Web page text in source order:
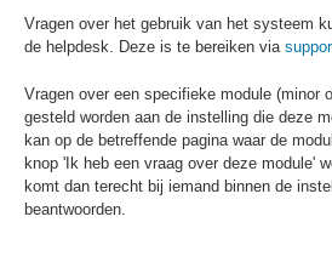
Vragen over het gebruik van het systeem
de helpdesk. Deze is te bereiken via
Vragen over een specifieke module (minor
gesteld worden aan de instelling die deze
kan op de betreffende pagina waar de
knop 'Ik heb een vraag over deze module'
komt dan terecht bij iemand binnen de
beantwoorden.